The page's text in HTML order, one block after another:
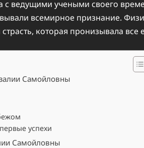
с ведущими учеными своего
всемирное признание.
которая пронизывала все
Самойловны
успехи
Самойловны